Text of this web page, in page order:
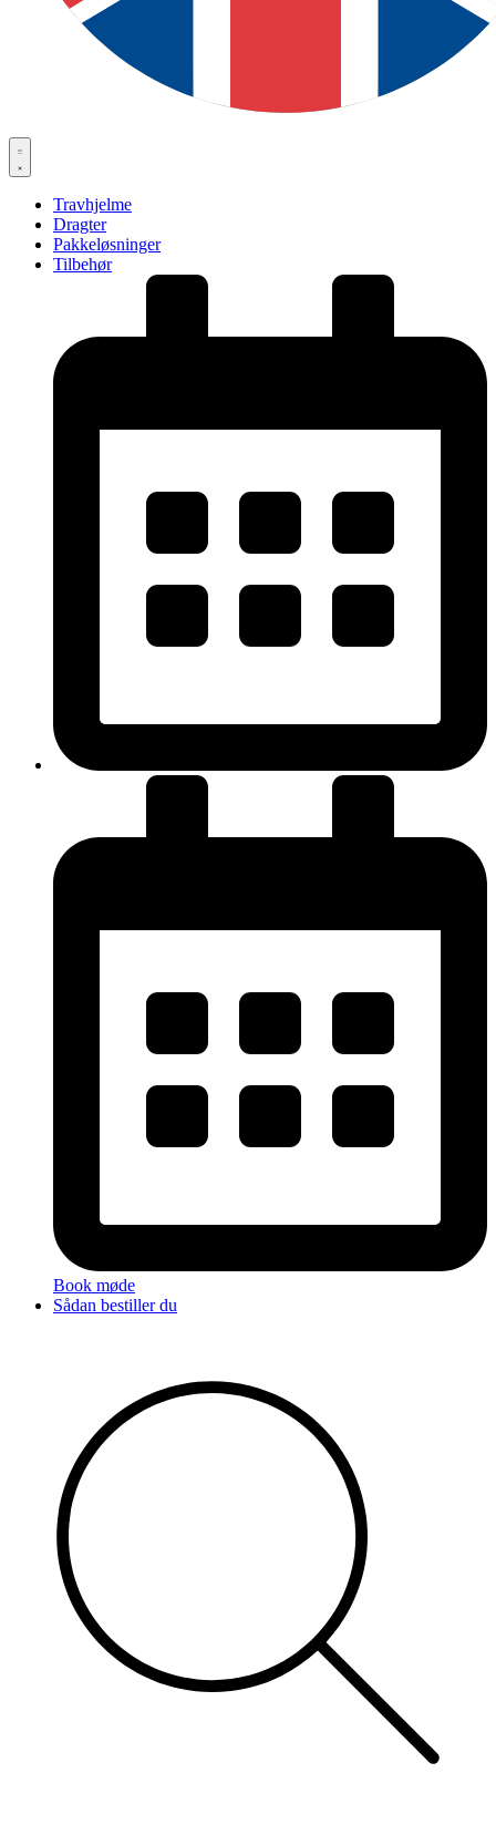
Travhjelme
Dragter
Pakkeløsninger
Tilbehør
Book møde
Sådan bestiller du